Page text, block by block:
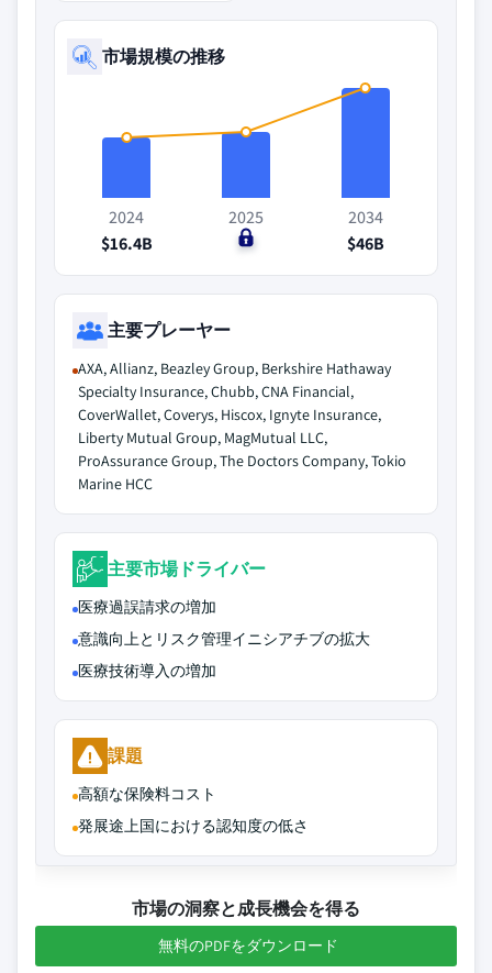
市場規模の推移
2024
$16.4B
2025
$0
2034
$46B
主要プレーヤー
AXA, Allianz, Beazley Group, Berkshire Hathaway
Specialty Insurance, Chubb, CNA Financial,
CoverWallet, Coverys, Hiscox, Ignyte Insurance,
Liberty Mutual Group, MagMutual LLC,
ProAssurance Group, The Doctors Company, Tokio
Marine HCC
主要市場ドライバー
医療過誤請求の増加
意識向上とリスク管理イニシアチブの拡大
医療技術導入の増加
課題
高額な保険料コスト
発展途上国における認知度の低さ
市場の洞察と成長機会を得る
無料のPDFをダウンロード